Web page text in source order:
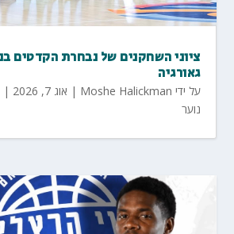
ציוני השחקנים של נבחרת הקדטים
גאורגיה
על ידי Moshe Halickman
| אוג 7, 2026 |
נוער